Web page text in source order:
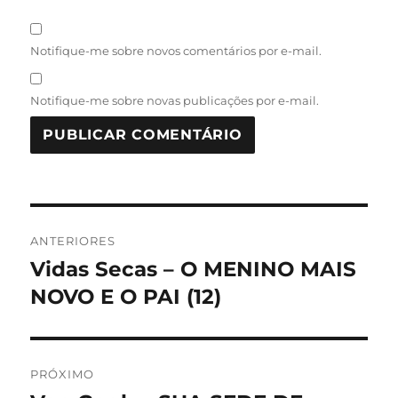
Notifique-me sobre novos comentários por e-mail.
Notifique-me sobre novas publicações por e-mail.
de
Post
ANTERIORES
Post
anterior:
Vidas Secas – O MENINO MAIS
NOVO E O PAI (12)
PRÓXIMO